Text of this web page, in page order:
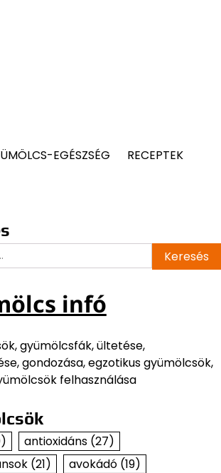
EGÉSZSÉG
RECEPTEK
infó
gyümölcsfák, ültetése,
gondozása, egzotikus gyümölcsök,
felhasználása
antioxidáns(27)
(21) avokádó(19)